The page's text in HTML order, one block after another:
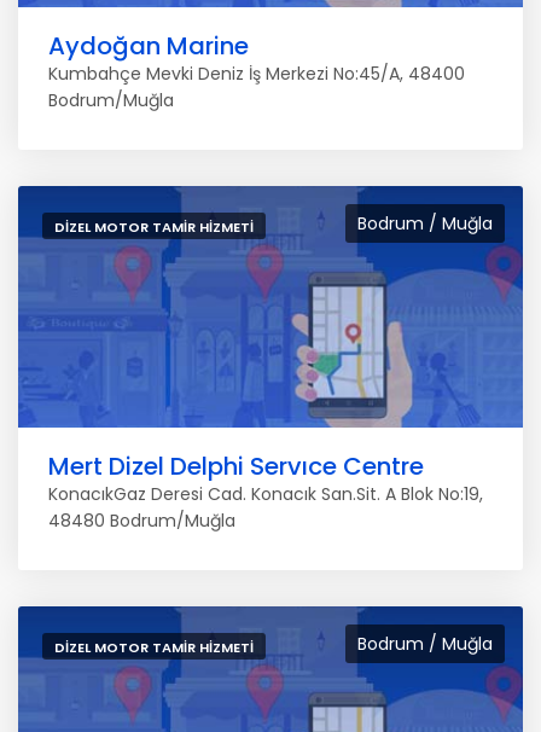
Aydoğan Marine
Kumbahçe Mevki Deniz İş Merkezi No:45/A, 48400
Bodrum/Muğla
Bodrum / Muğla
DIZEL MOTOR TAMIR HIZMETI
Mert Dizel Delphi Servıce Centre
KonacıkGaz Deresi Cad. Konacık San.Sit. A Blok No:19,
48480 Bodrum/Muğla
Bodrum / Muğla
DIZEL MOTOR TAMIR HIZMETI